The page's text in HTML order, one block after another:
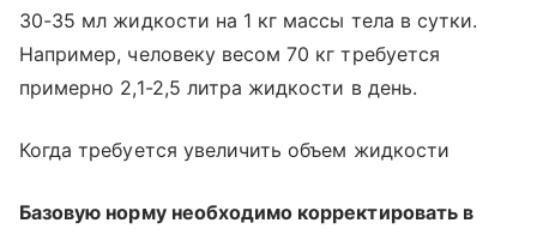
30-35 мл жидкости на 1 кг массы тела в сутки.
Например, человеку весом 70 кг требуется
примерно 2,1-2,5 литра жидкости в день.
Когда требуется увеличить объем жидкости
Базовую норму необходимо корректировать в